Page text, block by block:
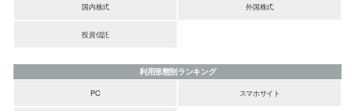
国内株式
外国株式
投資信託
利用形態別ランキング
PC
スマホサイト